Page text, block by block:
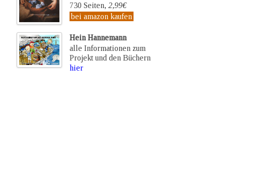
730 Seiten, 2,99€
bei amazon kaufen
Hein Hannemann
alle Informationen zum
Projekt und den Büchern
hier